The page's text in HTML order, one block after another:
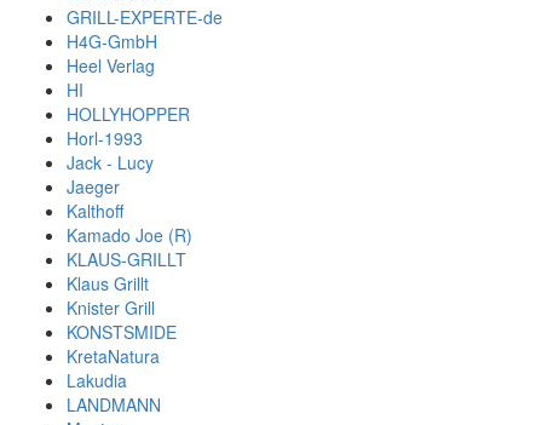
GRILL-EXPERTE-de
H4G-GmbH
Heel Verlag
HI
HOLLYHOPPER
Horl-1993
Jack - Lucy
Jaeger
Kalthoff
Kamado Joe (R)
KLAUS-GRILLT
Klaus Grillt
Knister Grill
KONSTSMIDE
KretaNatura
Lakudia
LANDMANN